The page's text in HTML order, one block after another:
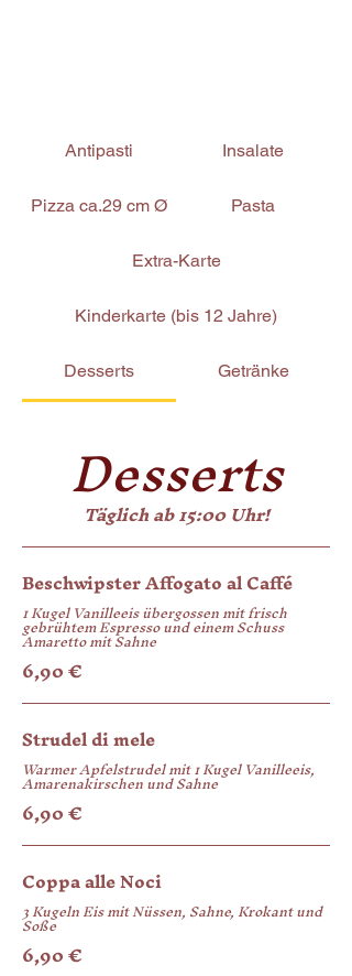
Antipasti Insalate
Pizza ca.29 cm Ø Pasta
Extra-Karte
Kinderkarte (bis 12 Jahre)
Desserts Getränke
Desserts
Täglich ab 15:00 Uhr!
Beschwipster Affogato al Caffé
1 Kugel Vanilleeis übergossen mit frisch
gebrühtem Espresso und einem Schuss
Amaretto mit Sahne
6,90 €
Strudel di mele
Warmer Apfelstrudel mit 1 Kugel Vanilleeis,
Amarenakirschen und Sahne
6,90 €
Coppa alle Noci
3 Kugeln Eis mit Nüssen, Sahne, Krokant und
Soße
6,90 €